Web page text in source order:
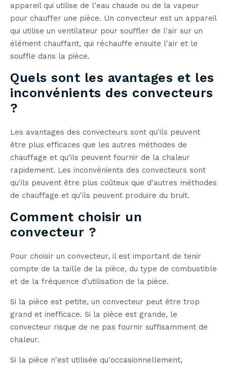
appareil qui utilise de l'eau chaude ou de la vapeur
pour chauffer une pièce. Un convecteur est un appareil
qui utilise un ventilateur pour souffler de l'air sur un
élément chauffant, qui réchauffe ensuite l'air et le
souffle dans la pièce.
Quels sont les avantages et les
inconvénients des convecteurs
?
Les avantages des convecteurs sont qu'ils peuvent
être plus efficaces que les autres méthodes de
chauffage et qu'ils peuvent fournir de la chaleur
rapidement. Les inconvénients des convecteurs sont
qu'ils peuvent être plus coûteux que d'autres méthodes
de chauffage et qu'ils peuvent produire du bruit.
Comment choisir un
convecteur ?
Pour choisir un convecteur, il est important de tenir
compte de la taille de la pièce, du type de combustible
et de la fréquence d'utilisation de la pièce.
Si la pièce est petite, un convecteur peut être trop
grand et inefficace. Si la pièce est grande, le
convecteur risque de ne pas fournir suffisamment de
chaleur.
Si la pièce n'est utilisée qu'occasionnellement,